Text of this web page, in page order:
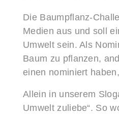
Die Baumpflanz-
Medien aus und soll
Umwelt sein. Als
Baum zu pflanzen,
einen nominiert
Allein in unserem
Umwelt zuliebe“. So